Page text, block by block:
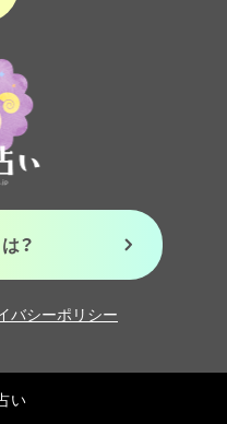
？
バシーポリシー
い